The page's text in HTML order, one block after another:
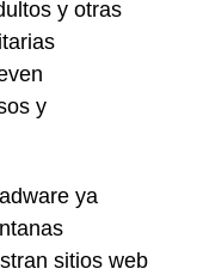
y otras
y
ya
sitios web